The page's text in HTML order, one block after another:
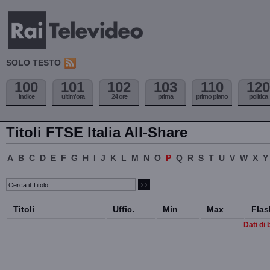
SOLO TESTO
100
indice
101
ultim'ora
102
24 ore
103
prima
110
primo piano
120
politica
Titoli FTSE Italia All-Share
A B C D E F G H I J K L M N O P Q R S T U V W X Y
Titoli Uffic. Min Max
Dati di